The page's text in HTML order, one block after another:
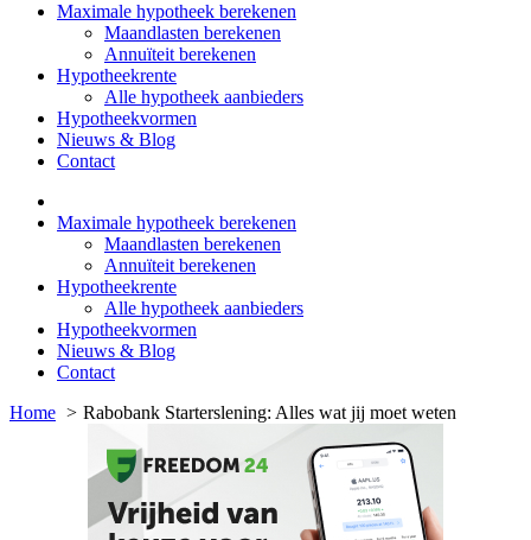
Maximale hypotheek berekenen
Maandlasten berekenen
Annuïteit berekenen
Hypotheekrente
Alle hypotheek aanbieders
Hypotheekvormen
Nieuws & Blog
Contact
Maximale hypotheek berekenen
Maandlasten berekenen
Annuïteit berekenen
Hypotheekrente
Alle hypotheek aanbieders
Hypotheekvormen
Nieuws & Blog
Contact
Home
Rabobank Starterslening: Alles wat jij moet weten